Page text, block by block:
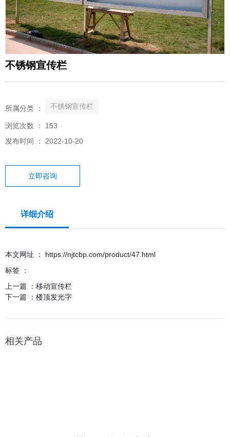
不锈钢宣传栏
所属分类 ： 不锈钢宣传栏
浏览次数 ： 153
发布时间 ： 2022-10-20
立即咨询
详细介绍
本文网址 ： https://njtcbp.com/product/47.html
标签 ：
上一篇 ： 移动宣传栏
下一篇 ： 楼顶发光字
相关产品